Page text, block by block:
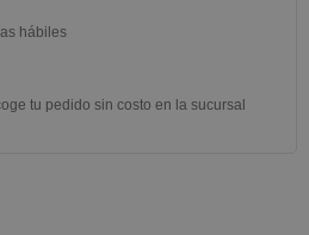
hábiles
tu pedido sin costo en la sucursal